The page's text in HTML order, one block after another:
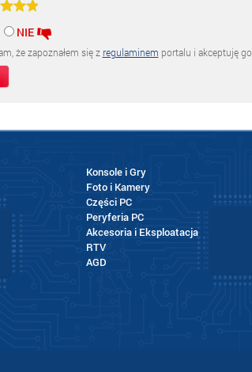
NIE
że zapoznałem się z regulaminem portalu i akceptuję go
Konsole i Gry
Foto i Kamery
Części PC
Peryferia PC
Akcesoria i Eksploatacja
RTV
AGD